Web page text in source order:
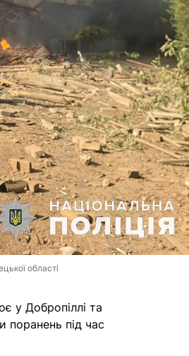
області
у Добропіллі та
поранень під час